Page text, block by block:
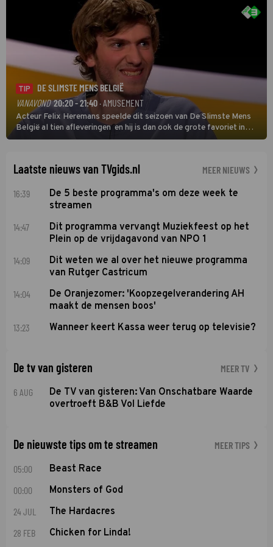
TIP
DE SLIMSTE MENS BELGIË
VANAVOND 20:20 - 21:40· AMUSEMENT
Acteur Felix Heremans speelde dit seizoen van De Slimste Mens
België al tien afleveringen en hij is dan ook de grote favoriet in
deze seizoensfinale. En er is Nederlandse inbreng, want komiek
Laatste nieuws van TVgids.nl MEER NIEUWS
16:39
De 5 beste programma's om deze week te
streamen
14:47
Dit programma vervangt Muziekfeest op het
Plein op de vrijdagavond van NPO 1
14:09
Dit weten we al over het nieuwe programma
van Rutger Castricum
14:04
De Oranjezomer: 'Koopzegelverandering AH
maakt de mensen boos'
13:23 Wanneer keert Kassa weer terug op televisie?
De tv van gisteren MEER TV
6 AUG
De TV van gisteren: Van Onschatbare Waarde
overtroeft B&B Vol Liefde
De nieuwste tips om te streamen MEER TIPS
05:00 Beast Race
00:00 Monsters of God
24 JUL The Hardacres
28 FEB Chicken for Linda!